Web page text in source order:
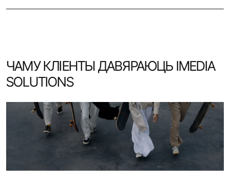
ЧАМУ КЛІЕНТЫ ДАВЯРАЮЦЬ IMEDIA
SOLUTIONS